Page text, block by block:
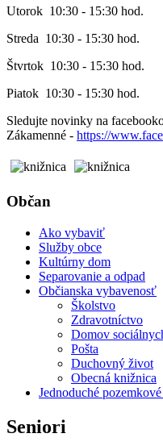
Utorok 10:30 - 15:30 hod.
Streda 10:30 - 15:30 hod.
Štvrtok 10:30 - 15:30 hod.
Piatok 10:30 - 15:30 hod.
Sledujte novinky na
Zákamenné - https://
Občan
Ako vybaviť
Služby obce
Kultúrny dom
Separovanie a odpad
Občianska vybavenosť
Školstvo
Zdravotníctvo
Domov
Pošta
Duchovný život
Obecná knižnica
Jednoduché
Seniori